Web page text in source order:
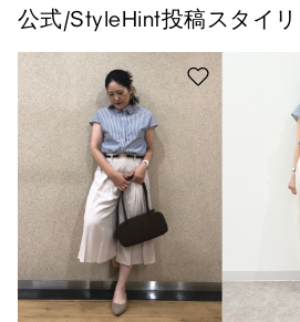
公式/StyleHint投稿スタイ